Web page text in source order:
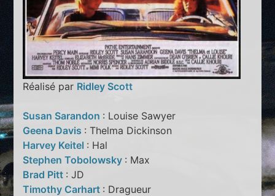
Réalisé par Ridley Scott
Susan Sarandon : Louise Sawyer
Geena Davis : Thelma Dickinson
Harvey Keitel : Hal
Stephen Tobolowsky : Max
Brad Pitt : JD
Timothy Carhart : Dragueur